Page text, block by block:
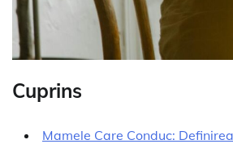
Cuprins
Mamele Care Conduc: